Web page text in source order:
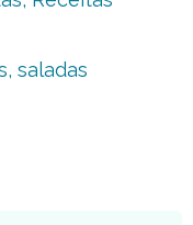
, saladas